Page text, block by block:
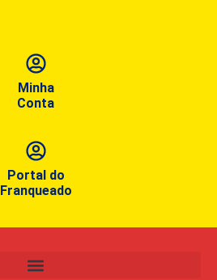
Minha
Conta
Portal do
Franqueado